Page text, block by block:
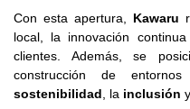
Con esta apertura, Kawaru
local, la innovación
clientes. Además, se
construcción de
sostenibilidad, la inclusión